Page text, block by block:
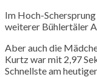
Im Hoch-
weiterer Bühlertäler
Aber auch die
Kurtz war mit 2,97
Schnellste am